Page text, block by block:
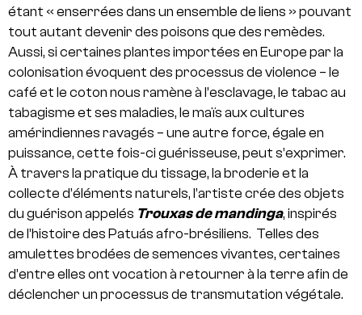
étant « enserrées dans un ensemble de liens » pouvant
tout autant devenir des poisons que des remèdes.
Aussi, si certaines plantes importées en Europe par la
colonisation évoquent des processus de violence – le
café et le coton nous ramène à l’esclavage, le tabac au
tabagisme et ses maladies, le maïs aux cultures
amérindiennes ravagés – une autre force, égale en
puissance, cette fois-ci guérisseuse, peut s’exprimer.
À travers la pratique du tissage, la broderie et la
collecte d’éléments naturels, l’artiste crée des objets
du guérison appelés Trouxas de mandinga, inspirés
de l’histoire des Patuás afro-brésiliens. Telles des
amulettes brodées de semences vivantes, certaines
d’entre elles ont vocation à retourner à la terre afin de
déclencher un processus de transmutation végétale.